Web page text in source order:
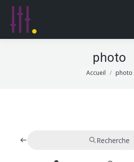
photo
Vous êtes ici :
Accueil photo
Recherche